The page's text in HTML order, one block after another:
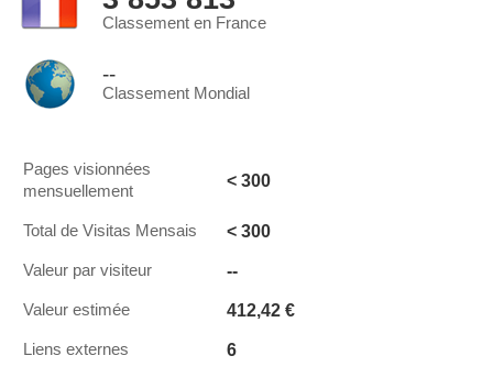
Classement en France
--
Classement Mondial
Pages visionnées
mensuellement
< 300
Total de Visitas Mensais < 300
Valeur par visiteur --
Valeur estimée 412,42 €
Liens externes 6